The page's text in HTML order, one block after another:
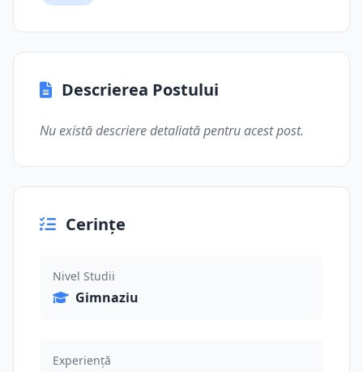
Descrierea Postului
Nu există descriere detaliată pentru acest post.
Cerințe
Nivel Studii
Gimnaziu
Experiență